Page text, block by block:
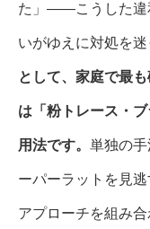
た」――こうした違
いがゆえに対処を
として、家庭で最
は「粉トレース・
用法です。 単独の
ーパーラットを見
アプローチを組み合